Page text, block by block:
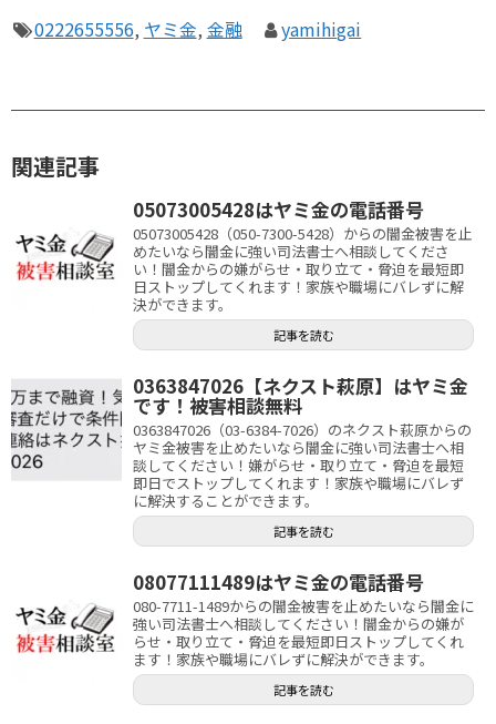
0222655556, ヤミ金, 金融 yamihigai
関連記事
05073005428はヤミ金の電話番号
05073005428（050-7300-5428）からの闇金被害を止
めたいなら闇金に強い司法書士へ相談してくださ
い！闇金からの嫌がらせ・取り立て・脅迫を最短即
日ストップしてくれます！家族や職場にバレずに解
決ができます。
記事を読む
0363847026【ネクスト萩原】はヤミ金
です！被害相談無料
0363847026（03-6384-7026）のネクスト萩原からの
ヤミ金被害を止めたいなら闇金に強い司法書士へ相
談してください！嫌がらせ・取り立て・脅迫を最短
即日でストップしてくれます！家族や職場にバレず
に解決することができます。
記事を読む
08077111489はヤミ金の電話番号
080-7711-1489からの闇金被害を止めたいなら闇金に
強い司法書士へ相談してください！闇金からの嫌が
らせ・取り立て・脅迫を最短即日ストップしてくれ
ます！家族や職場にバレずに解決ができます。
記事を読む